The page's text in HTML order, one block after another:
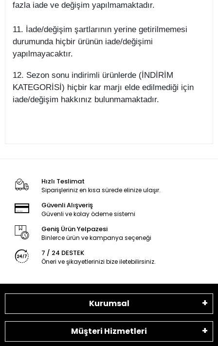
fazla iade ve değişim yapılmamaktadır.
11. İade/değişim şartlarının yerine getirilmemesi
durumunda hiçbir ürünün iade/değişimi
yapılmayacaktır.
12. Sezon sonu indirimli ürünlerde (İNDİRİM
KATEGORİSİ) hiçbir kar marjı elde edilmediği için
iade/değişim hakkınız bulunmamaktadır.
Hızlı Teslimat
Siparişleriniz en kısa sürede elinize ulaşır.
Güvenli Alışveriş
Güvenli ve kolay ödeme sistemi
Geniş Ürün Yelpazesi
Binlerce ürün ve kampanya seçeneği
7 / 24 DESTEK
Öneri ve şikayetlerinizi bize iletebilirsiniz.
Kurumsal
Müşteri Hizmetleri